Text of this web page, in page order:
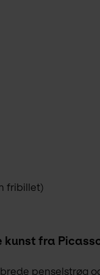
fribillet)
kunst fra
penselstrøg